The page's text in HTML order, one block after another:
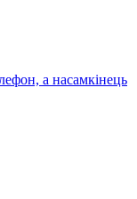
а насамкінець